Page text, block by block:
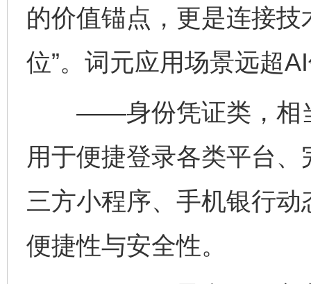
的价值锚点，更是连接
位”。词元应用场景远超
——身份凭证类，相当
用于便捷登录各类平台
三方小程序、手机银行
便捷性与安全性。